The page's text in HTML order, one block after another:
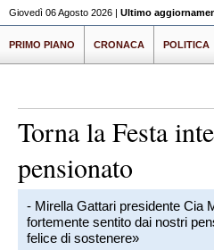
Giovedì 06 Agosto 2026 | Ultimo
PRIMO PIANO CRONACA POLITICA
Torna la Festa
pensionato
- Mirella Gattari presidente Cia
fortemente sentito dai nostri
felice di sostenere»